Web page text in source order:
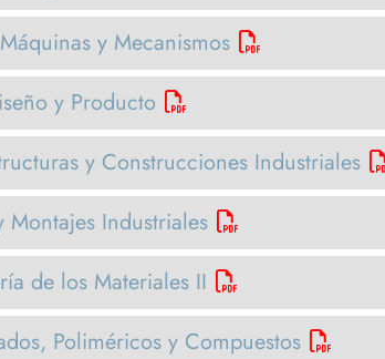
y Mecanismos
y Producto
y Construcciones Industriales
Montajes Industriales
de los Materiales II
Poliméricos y Compuestos